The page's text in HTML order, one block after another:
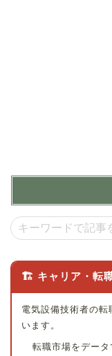
🏗 キャリア・転
電気設備技術者の
います。
転職市場をデータ